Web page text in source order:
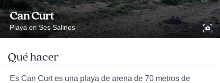
Can Curt
Playa en Ses Salines
Qué hacer
Es Can Curt es una playa de arena de 70 metros de